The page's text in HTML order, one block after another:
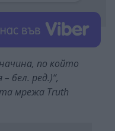
по който
бел. ред.)“,
мрежа Truth